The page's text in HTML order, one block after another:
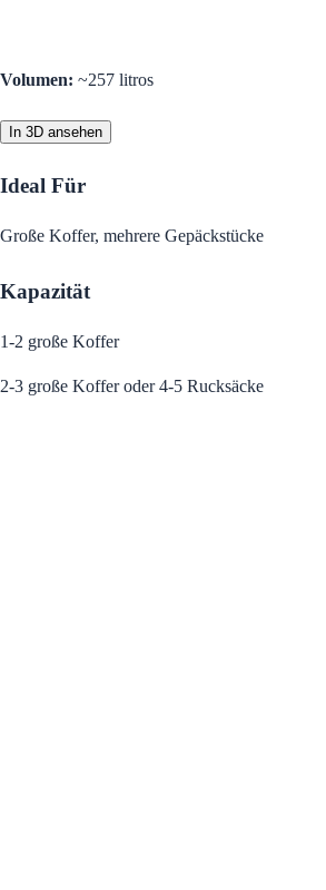
Volumen: ~257 litros
In 3D ansehen
Ideal Für
Große Koffer, mehrere Gepäckstücke
Kapazität
1-2 große Koffer
2-3 große Koffer oder 4-5 Rucksäcke